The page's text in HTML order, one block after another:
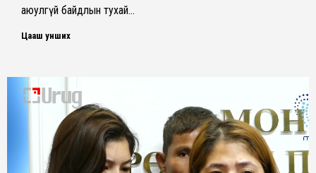
аюулгүй байдлын тухай…
Цааш унших